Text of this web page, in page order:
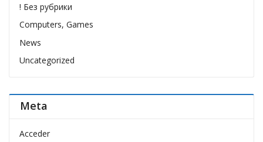
! Без рубрики
Computers, Games
News
Uncategorized
Meta
Acceder